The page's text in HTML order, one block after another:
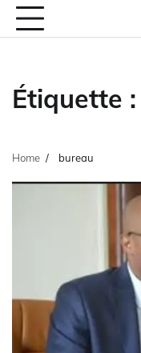
Étiquette :
Home bureau